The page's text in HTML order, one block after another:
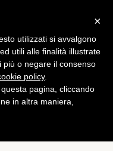
×
utilizzati si avvalgono
utili alle finalità illustrate
più o negare il consenso
policy.
pagina, cliccando
in altra maniera,